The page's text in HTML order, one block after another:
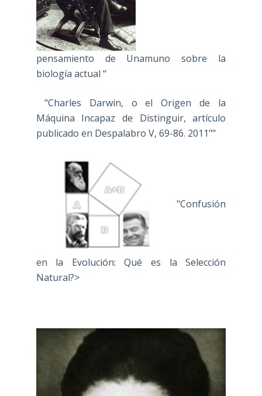
pensamiento de Unamuno sobre la
biología actual “
"Charles Darwin, o el Origen de la
Máquina Incapaz de Distinguir, artículo
publicado en Despalabro V, 69-86. 2011""
"Confusión
en la Evolución: Qué es la Selección
Natural?>